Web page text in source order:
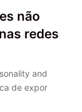
não
redes
and
de expor